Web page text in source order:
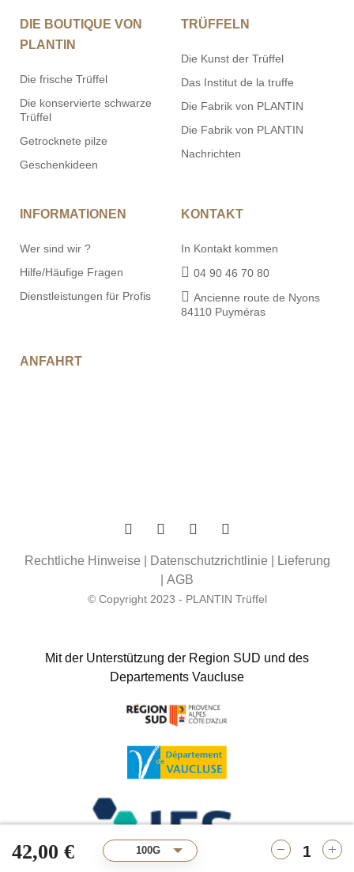
42,00 € 100G
DIE BOUTIQUE VON
PLANTIN
Die frische Trüffel
Die konservierte schwarze
Trüffel
Getrocknete pilze
Geschenkideen
TRÜFFELN
Die Kunst der Trüffel
Das Institut de la truffe
Die Fabrik von PLANTIN
Die Fabrik von PLANTIN
Nachrichten
INFORMATIONEN
Wer sind wir ?
Hilfe/Häufige Fragen
Dienstleistungen für Profis
KONTAKT
In Kontakt kommen
04 90 46 70 80
Ancienne route de Nyons
84110 Puyméras
ANFAHRT
© Copyright 2023 - PLANTIN Trüffel
Rechtliche Hinweise Datenschutzrichtlinie
Lieferung
AGB
Mit der Unterstützung der Region SUD und des
Departements Vaucluse